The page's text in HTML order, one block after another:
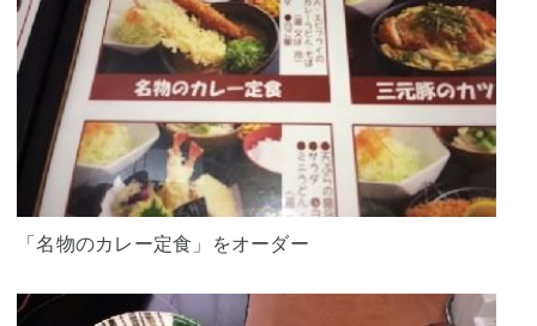
「名物のカレー定食」をオーダー